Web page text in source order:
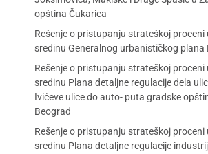
opština Čukarica
Rešenje o pristupanju strateškoj
sredinu Generalnog urbanističkog plana
Rešenje o pristupanju strateškoj
sredinu Plana detaljne regulacije dela
Ivićeve ulice do auto- puta gradske
Beograd
Rešenje o pristupanju strateškoj
sredinu Plana detaljne regulacije